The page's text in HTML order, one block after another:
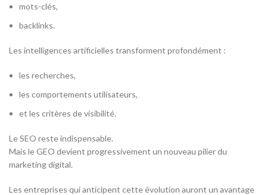
mots-clés,
backlinks.
Les intelligences artificielles transforment profondément :
les recherches,
les comportements utilisateurs,
et les critères de visibilité.
Le SEO reste indispensable.
Mais le GEO devient progressivement un nouveau pilier du
marketing digital.
Les entreprises qui anticipent cette évolution auront un avantage